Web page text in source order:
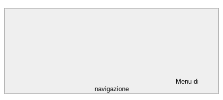
Menu di
navigazione